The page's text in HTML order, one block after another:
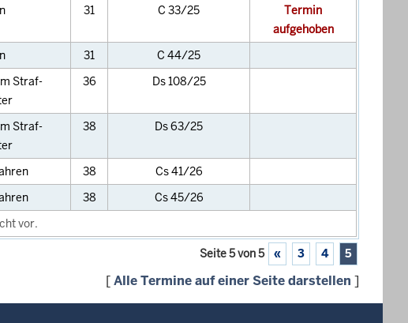
31 C 33/25
Termin
aufgehoben
31
C 44/25
Straf-
36 Ds 108/25
Straf-
38 Ds 63/25
38
Cs 41/26
38
Cs 45/26
vor.
Seite 5 von 5 « 3 4 5
[Alle Termine auf einer Seite darstellen ]